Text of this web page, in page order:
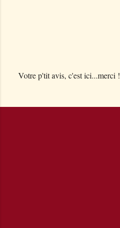
r
Votre p'tit avis, c'est ici...merci !